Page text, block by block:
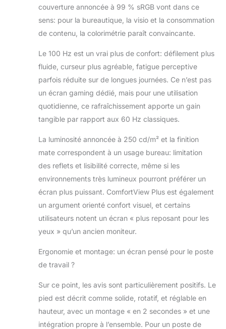
sRVB.
couverture annoncée à 99 % sRGB vont dans ce
sens: pour la bureautique, la visio et la consommation
de contenu, la colorimétrie paraît convaincante.
Le 100 Hz est un vrai plus de confort: défilement plus
fluide, curseur plus agréable, fatigue perceptive
parfois réduite sur de longues journées. Ce n’est pas
un écran gaming dédié, mais pour une utilisation
quotidienne, ce rafraîchissement apporte un gain
tangible par rapport aux 60 Hz classiques.
La luminosité annoncée à 250 cd/m² et la finition
mate correspondent à un usage bureau: limitation
des reflets et lisibilité correcte, même si les
environnements très lumineux pourront préférer un
écran plus puissant. ComfortView Plus est également
un argument orienté confort visuel, et certains
utilisateurs notent un écran « plus reposant pour les
yeux » qu’un ancien moniteur.
Ergonomie et montage: un écran pensé pour le poste
de travail ?
Sur ce point, les avis sont particulièrement positifs. Le
pied est décrit comme solide, rotatif, et réglable en
hauteur, avec un montage « en 2 secondes » et une
intégration propre à l’ensemble. Pour un poste de